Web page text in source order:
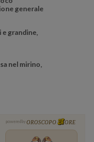
generale
grandine,
nel mirino,
powered by OROSCOPO ORE